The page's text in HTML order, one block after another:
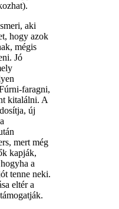
aki
hogy azok
mégis
Jó
faragni,
kitalálni. A
új
mert még
kapják,
a
tenne neki.
eltér a